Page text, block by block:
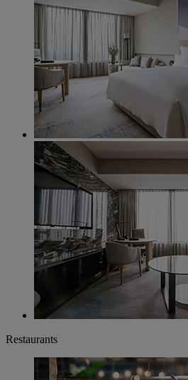
Restaurants